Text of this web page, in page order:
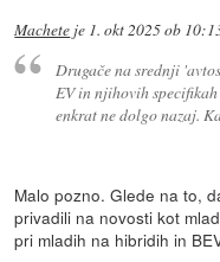
Machete je 1. okt 2025 ob
Drugače na srednji
EV in njihovih specifikah
enkrat ne dolgo nazaj.
Malo pozno. Glede na to,
privadili na novosti kot
pri mladih na hibridih in